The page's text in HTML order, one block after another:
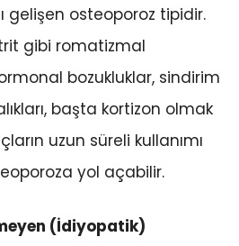
gelişen osteoporoz tipidir.
gibi romatizmal
bozukluklar, sindirim
başta kortizon olmak
uzun süreli kullanımı
yol açabilir.
(İdiyopatik)